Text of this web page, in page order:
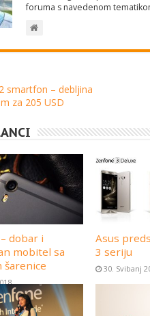
foruma s navedenom
smartfon – debljina
za 205 USD
dobar i
mobitel sa
šarenice
Asus
3 seriju
30. Svibanj